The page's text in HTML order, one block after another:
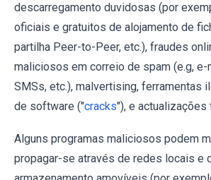
descarregamento duvidosas (por
oficiais e gratuitos de alojamento de
partilha Peer-to-Peer, etc.), fraudes
maliciosos em correio de spam (e.g,
SMSs, etc.), malvertising, ferramentas
de software ("cracks"), e actualizações
Alguns programas maliciosos podem
propagar-se através de redes locais e